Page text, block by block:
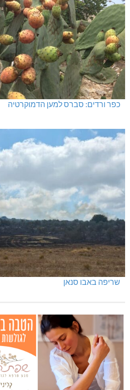
כפר ורדים: סברס למען הדמוקרטיה
שריפה באבו סנאן